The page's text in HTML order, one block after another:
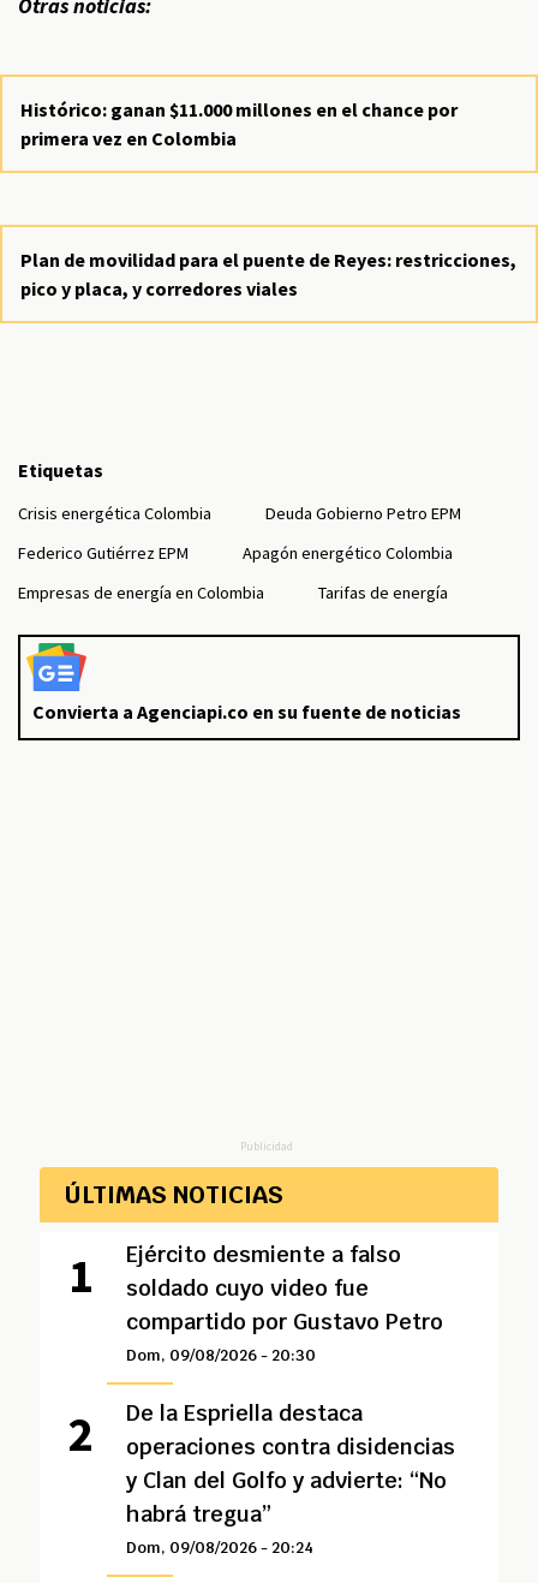
Otras noticias:
Histórico: ganan $11.000 millones en el chance por
primera vez en Colombia
Plan de movilidad para el puente de Reyes: restricciones,
pico y placa, y corredores viales
Etiquetas
Crisis energética Colombia
Deuda Gobierno Petro EPM
Federico Gutiérrez EPM
Apagón energético Colombia
Empresas de energía en Colombia
Tarifas de energía
Convierta a Agenciapi.co en su fuente de noticias
Publicidad
ÚLTIMAS NOTICIAS
Ejército desmiente a falso
soldado cuyo video fue
compartido por Gustavo Petro
Dom, 09/08/2026 - 20:30
De la Espriella destaca
operaciones contra disidencias
y Clan del Golfo y advierte: “No
habrá tregua”
Dom, 09/08/2026 - 20:24